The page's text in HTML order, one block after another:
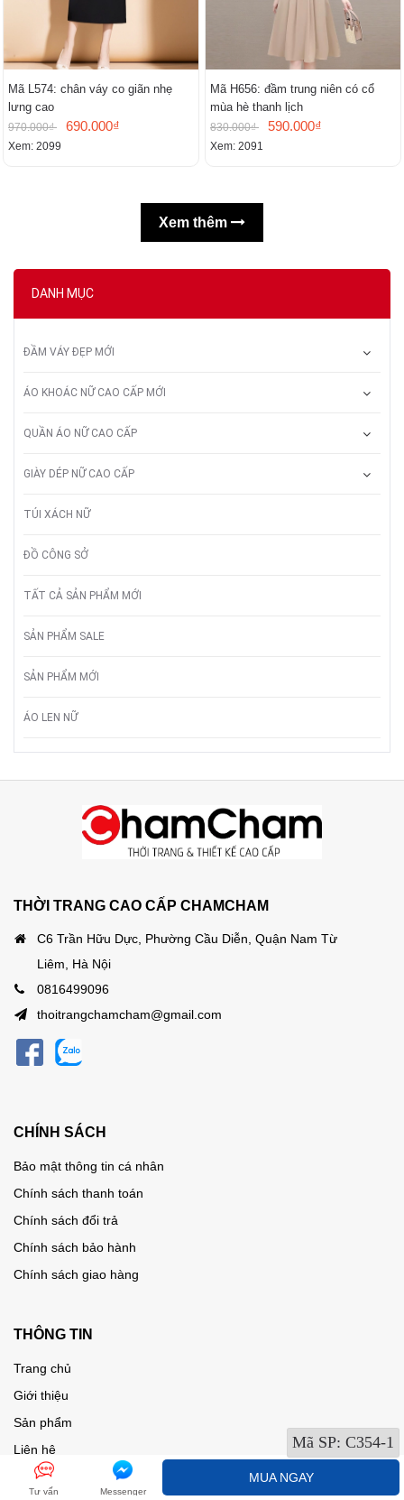
DANH MỤC
ĐẦM VÁY ĐẸP MỚI
ÁO KHOÁC NỮ CAO CẤP MỚI
QUẦN ÁO NỮ CAO CẤP
GIÀY DÉP NỮ CAO CẤP
TÚI XÁCH NỮ
ĐỒ CÔNG SỞ
TẤT CẢ SẢN PHẨM MỚI
SẢN PHẨM SALE
SẢN PHẨM MỚI
ÁO LEN NỮ
Mã SP: C354-1
Mã L574: chân váy co giãn nhẹ
lưng cao
970.000₫ 690.000₫
Xem: 2099
Mã H656: đầm trung niên có cổ
mùa hè thanh lịch
830.000₫ 590.000₫
Xem: 2091
Xem thêm
THỜI TRANG CAO CẤP CHAMCHAM
C6 Trần Hữu Dực, Phường Cầu Diễn, Quận Nam Từ
Liêm, Hà Nội
0816499096
thoitrangchamcham@gmail.com
CHÍNH SÁCH
Bảo mật thông tin cá nhân
Chính sách thanh toán
Chính sách đổi trả
Chính sách bảo hành
Chính sách giao hàng
THÔNG TIN
Trang chủ
Giới thiệu
Sản phẩm
Liên hệ
Tư vấn Messenger
MUA NGAY